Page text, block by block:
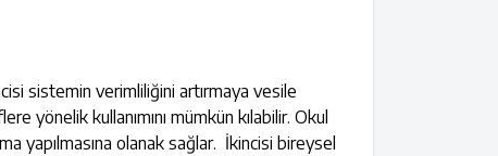
sistemin verimliliğini artırmaya vesile
yönelik kullanımını mümkün kılabilir. Okul
yapılmasına olanak sağlar. İkincisi bireysel